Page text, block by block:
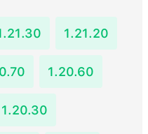
1.21.20
1.20.60
1.20.30